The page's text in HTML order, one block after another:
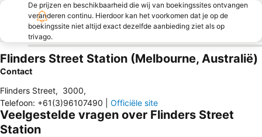
De prijzen en beschikbaarheid die wij van boekingssites ontvangen
veranderen continu. Hierdoor kan het voorkomen dat je op de
boekingssite niet altijd exact dezelfde aanbieding ziet als op
trivago.
Flinders Street Station (Melbourne, Australië)
Contact
Flinders Street, 3000,
Telefoon: +61(3)96107490 Officiële site
Veelgestelde vragen over Flinders Street
Station